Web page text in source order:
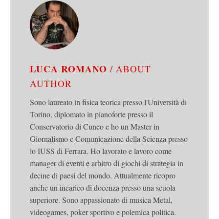
LUCA ROMANO/ ABOUT
AUTHOR
Sono laureato in fisica teorica presso l'Università di
Torino, diplomato in pianoforte presso il
Conservatorio di Cuneo e ho un Master in
Giornalismo e Comunicazione della Scienza presso
lo IUSS di Ferrara. Ho lavorato e lavoro come
manager di eventi e arbitro di giochi di strategia in
decine di paesi del mondo. Attualmente ricopro
anche un incarico di docenza presso una scuola
superiore. Sono appassionato di musica Metal,
videogames, poker sportivo e polemica politica.